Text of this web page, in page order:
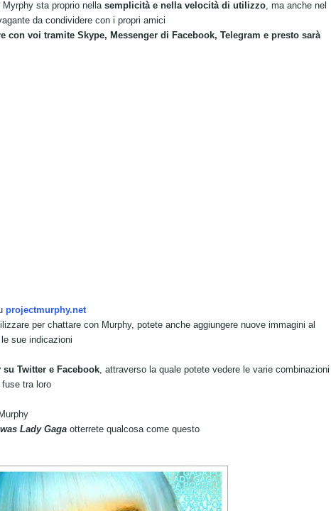
sta proprio nella semplicità e nella velocità di utilizzo, ma anche nel
da condividere con i propri amici
con voi tramite Skype, Messenger di Facebook, Telegram e presto sarà
projectmurphy.net
per chattare con Murphy, potete anche aggiungere nuove immagini al
sue indicazioni
Twitter e Facebook, attraverso la quale potete vedere le varie combinazioni
tra loro
Lady Gaga otterrete qualcosa come questo